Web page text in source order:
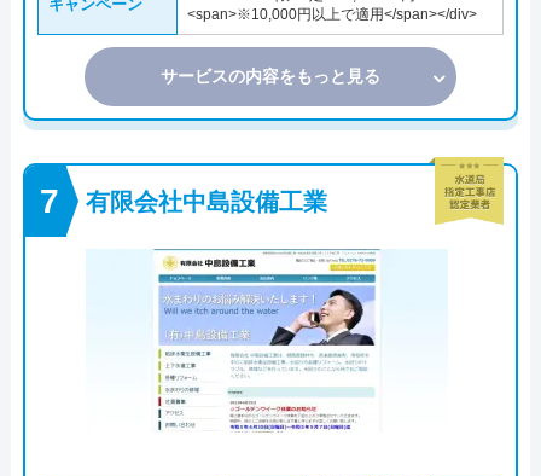
キャンペーン
<span>※10,000円以上で適用</span></div>
サービスの内容をもっと見る
有限会社中島設備工業